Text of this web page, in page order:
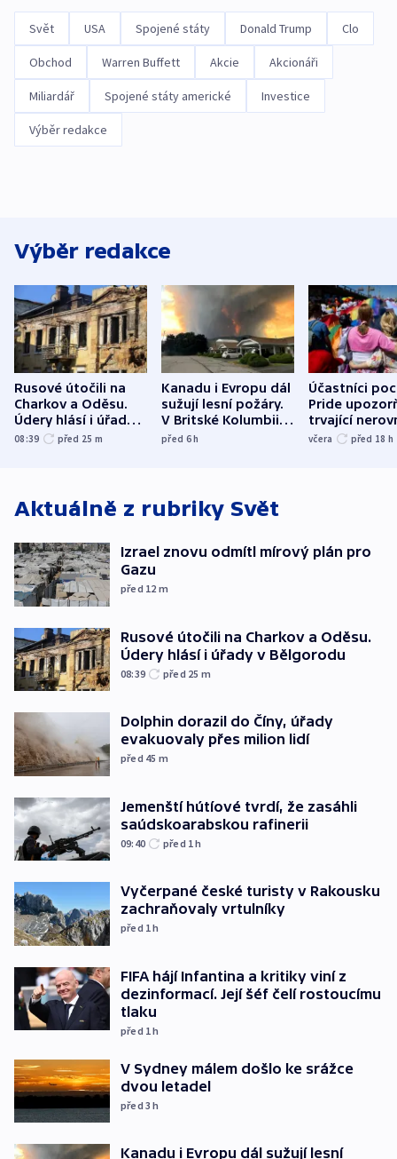
Svět USA Spojené státy Donald Trump Clo
Obchod Warren Buffett Akcie Akcionáři
Miliardář Spojené státy americké Investice
Výběr redakce
Výběr redakce
Rusové útočili na
Charkov a Oděsu.
Údery hlásí i úřady v
Bělgorodu
08:39 před 25 m
Kanadu i Evropu dál
sužují lesní požáry.
V Britské Kolumbii
evakuovali tisíce lidí
před 6h
Účastníci
Pride
trvající
včera před 18 h
Aktuálně z rubriky Svět
Izrael znovu odmítl mírový plán pro
Gazu
před 12 m
Rusové útočili na Charkov a Oděsu.
Údery hlásí i úřady v Bělgorodu
08:39 před 25 m
Dolphin dorazil do Číny, úřady
evakuovaly přes milion lidí
před 45 m
Jemenští hútíové tvrdí, že zasáhli
saúdskoarabskou rafinerii
09:40 před 1h
Vyčerpané české turisty v Rakousku
zachraňovaly vrtulníky
před 1h
FIFA hájí Infantina a kritiky viní z
dezinformací. Její šéf čelí rostoucímu
tlaku
před 1h
V Sydney málem došlo ke srážce
dvou letadel
před 3h
Kanadu i Evropu dál sužují lesní